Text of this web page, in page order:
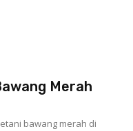
Merah
bawang merah di